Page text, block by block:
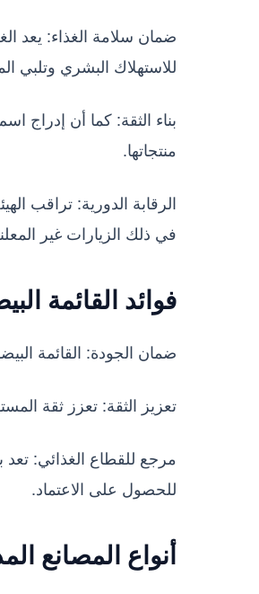
ضمان سلامة الغذاء: يعد
للاستهلاك البشري وتلبي
بناء الثقة: كما أن إدراج
منتجاتها.
الرقابة الدورية: تراقب
في ذلك الزيارات غير
فوائد القائمة
ضمان الجودة: القائمة
تعزيز الثقة: تعزز ثقة
مرجع للقطاع الغذائي:
للحصول على الاعتماد.
أنواع المصانع